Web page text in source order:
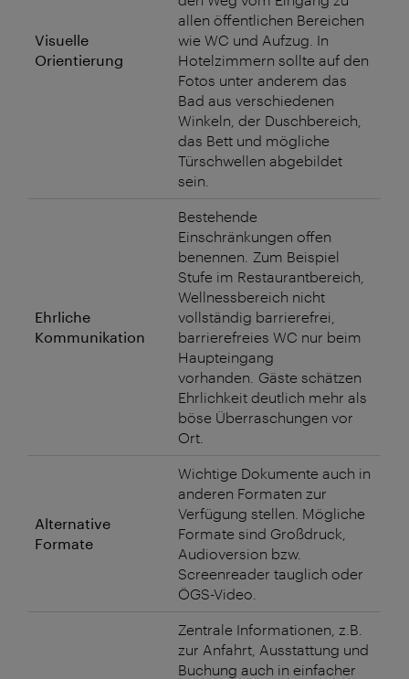
Visuelle
Orientierung
allen öffentlichen Bereichen
wie WC und Aufzug. In
Hotelzimmern sollte auf den
Fotos unter anderem das
Bad aus verschiedenen
Winkeln, der Duschbereich,
das Bett und mögliche
Türschwellen abgebildet
sein.
Ehrliche
Kommunikation
Bestehende
Einschränkungen offen
benennen. Zum Beispiel
Stufe im Restaurantbereich,
Wellnessbereich nicht
vollständig barrierefrei,
barrierefreies WC nur beim
Haupteingang
vorhanden. Gäste schätzen
Ehrlichkeit deutlich mehr als
böse Überraschungen vor
Ort.
Alternative
Formate
Wichtige Dokumente auch in
anderen Formaten zur
Verfügung stellen. Mögliche
Formate sind Großdruck,
Audioversion bzw.
Screenreader tauglich oder
ÖGS-Video.
Zentrale Informationen, z.B.
zur Anfahrt, Ausstattung und
Buchung auch in einfacher